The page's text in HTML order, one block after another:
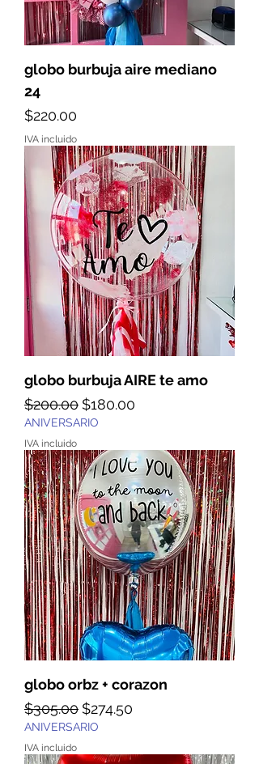
globo burbuja aire mediano
24
Precio
$220.00
IVA incluido
globo burbuja AIRE te amo
Precio
$200.00Precio de oferta
$180.00
ANIVERSARIO
IVA incluido
globo orbz + corazon
Precio
$305.00Precio de oferta
$274.50
ANIVERSARIO
IVA incluido